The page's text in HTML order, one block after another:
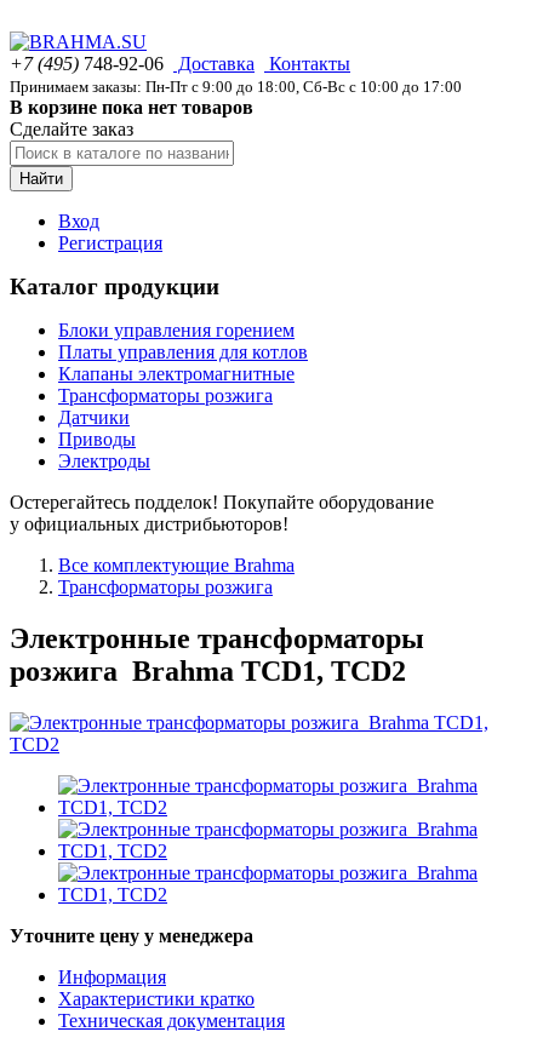
+7 (495) 748-92-06 Доставка Контакты
Принимаем заказы: Пн-Пт с 9:00 до 18:00, Сб-Вс с 10:00 до 17:00
В корзине пока нет товаров
Сделайте заказ
Найти
Вход
Регистрация
Каталог продукции
Блоки управления горением
Платы управления для котлов
Клапаны электромагнитные
Трансформаторы розжига
Датчики
Приводы
Электроды
Остерегайтесь подделок! Покупайте оборудование
у официальных дистрибьюторов!
Все комплектующие Brahma
Трансформаторы розжига
Электронные трансформаторы
розжига Brahma TCD1, TCD2
Уточните цену у менеджера
Информация
Характеристики кратко
Техническая документация